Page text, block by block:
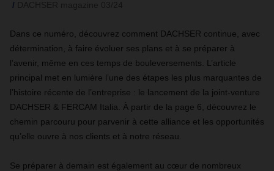
Dans ce numéro, découvrez comment DACHSER continue, avec
détermination, à faire évoluer ses plans et à se préparer à
l’avenir, même en ces temps de bouleversements. L’article
principal met en lumière l’une des étapes les plus marquantes de
l’histoire récente de l’entreprise : le lancement de la joint-venture
DACHSER & FERCAM Italia. À partir de la page 6, découvrez le
chemin parcouru pour parvenir à cette alliance et les opportunités
qu’elle ouvre à nos clients et à notre réseau.
Se préparer à demain est également au cœur de nombreux